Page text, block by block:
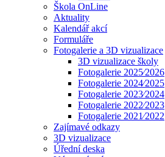
Škola OnLine
Aktuality
Kalendář akcí
Formuláře
Fotogalerie a 3D vizualizace
3D vizualizace školy
Fotogalerie 2025⁄2026
Fotogalerie 2024⁄2025
Fotogalerie 2023⁄2024
Fotogalerie 2022⁄2023
Fotogalerie 2021⁄2022
Zajímavé odkazy
3D vizualizace
Úřední deska